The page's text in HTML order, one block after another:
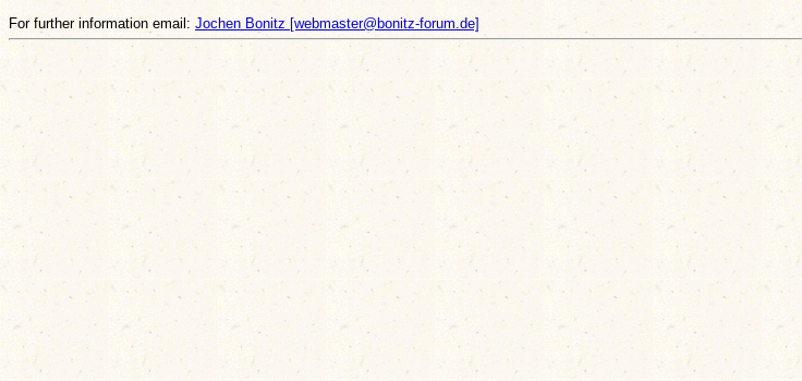
For further information email: Jochen Bonitz [webmaster@bonitz-forum.de]